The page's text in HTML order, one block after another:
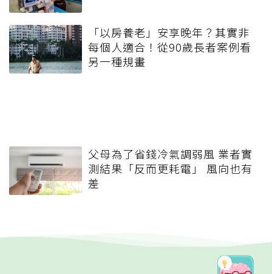
「以房養老」安享晚年？其實非
每個人適合！從90歲長者案例看
另一種規畫
父母為了省錢冷氣調弱風 業者實
測結果「反而更耗電」 風向也有
差